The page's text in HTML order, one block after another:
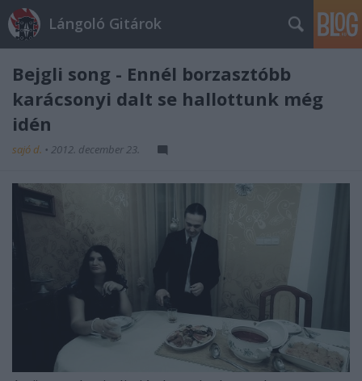
Lángoló Gitárok
Bejgli song - Ennél borzasztóbb
karácsonyi dalt se hallottunk még
idén
sajó d. • 2012. december 23.